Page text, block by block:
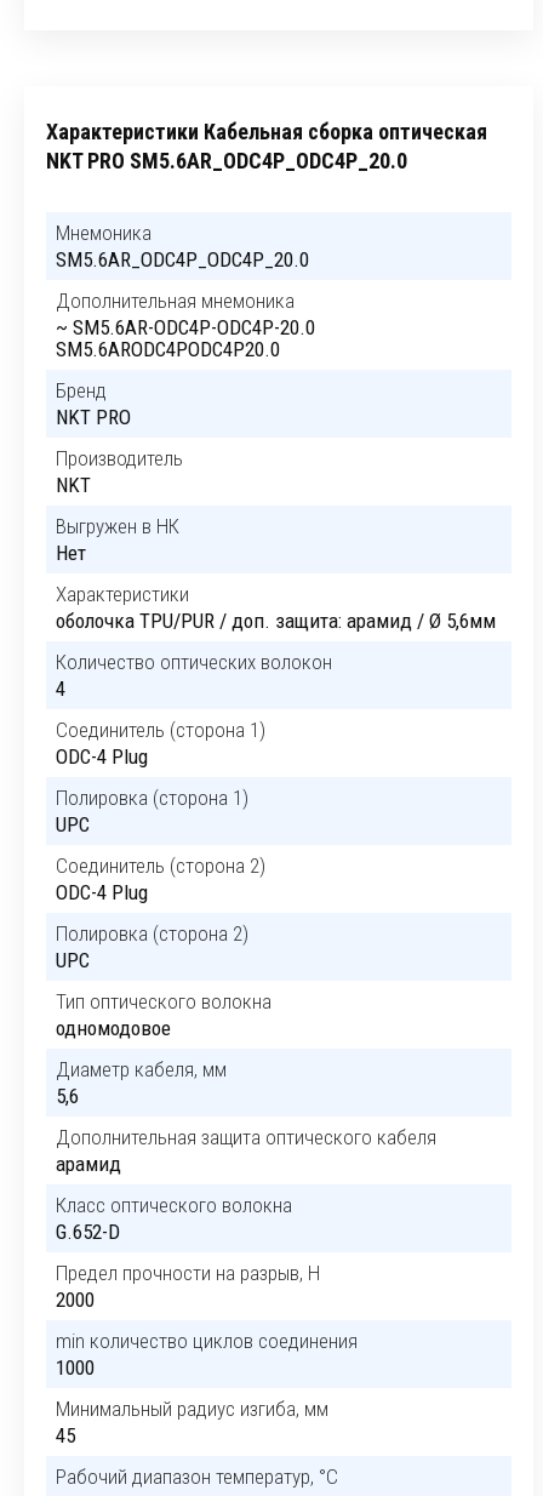
Характеристики Кабельная сборка оптическая
NKT PRO SM5.6AR_ODC4P_ODC4P_20.0
Мнемоника
SM5.6AR_ODC4P_ODC4P_20.0
Дополнительная мнемоника
~ SM5.6AR-ODC4P-ODC4P-20.0
SM5.6ARODC4PODC4P20.0
Бренд
NKT PRO
Производитель
NKT
Выгружен в НК
Нет
Характеристики
оболочка TPU/PUR / доп. защита: арамид / Ø 5,6мм
Количество оптических волокон
4
Соединитель (сторона 1)
ODC-4 Plug
Полировка (сторона 1)
UPC
Соединитель (сторона 2)
ODC-4 Plug
Полировка (сторона 2)
UPC
Тип оптического волокна
одномодовое
Диаметр кабеля, мм
5,6
Дополнительная защита оптического кабеля
арамид
Класс оптического волокна
G.652-D
Предел прочности на разрыв, H
2000
min количество циклов соединения
1000
Минимальный радиус изгиба, мм
45
Рабочий диапазон температур, °C